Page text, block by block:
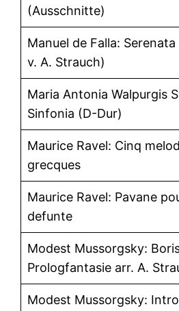
(Ausschnitte)
Manuel de Falla:
v. A. Strauch)
Maria Antonia Walpurgis
Sinfonia (D-Dur)
Maurice Ravel: Cinq
grecques
Maurice Ravel: Pavane
defunte
Modest Mussorgsky:
Prologfantasie arr. A.
Modest Mussorgsky: